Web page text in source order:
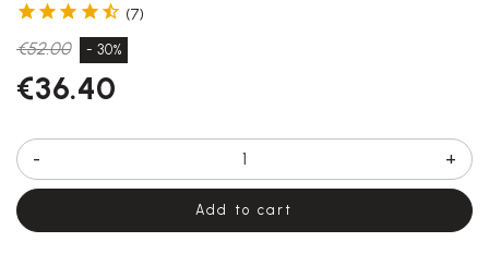
     (7)
€52.00 - 30%
€36.40
- +
Add to cart